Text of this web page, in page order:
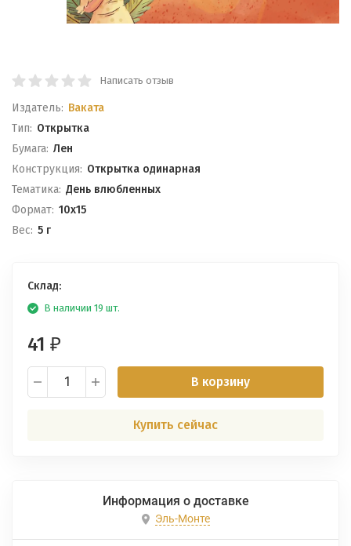
Написать отзыв
Издатель: Ваката
Тип: Открытка
Бумага: Лен
Конструкция: Открытка одинарная
Тематика: День влюбленных
Формат: 10x15
Вес: 5 г
Склад:
В наличии 19 шт.
41 ₽
В корзину
Купить сейчас
Информация о доставке
Эль-Монте